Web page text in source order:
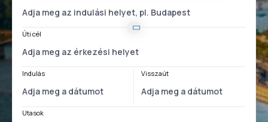
Úti cél
Indulás Visszaút
Utasok